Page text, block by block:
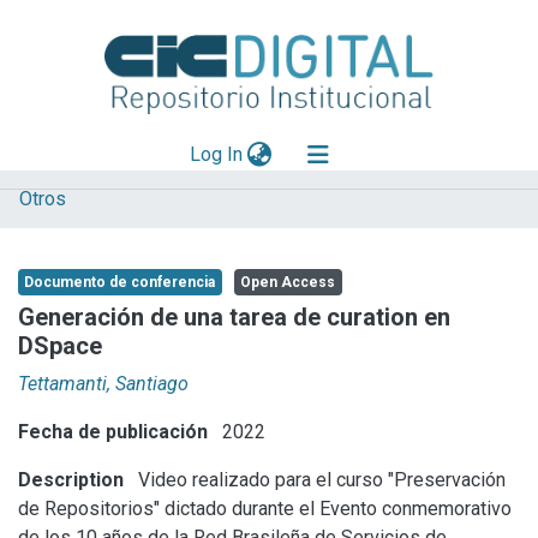
Log In(current)
Explorar
Aportar material
Statistics
Otros
Documento de conferencia Open Access
Generación de una tarea de curation en
DSpace
Tettamanti, Santiago
Fecha de publicación 2022
Description
Video realizado para el curso "Preservación
de Repositorios" dictado durante el Evento conmemorativo